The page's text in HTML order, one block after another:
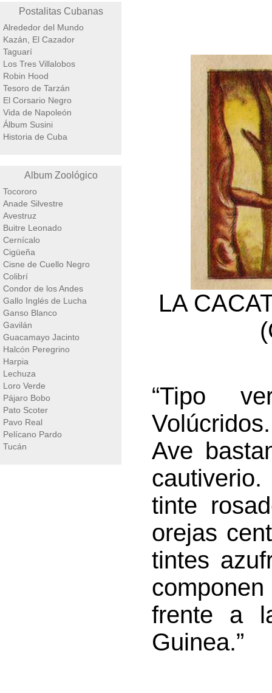
Postalitas Cubanas
Alrededor del Mundo
Kazán, El Cazador
Taguarí
Los Tres Villalobos
Robin Hood
Tesoro de Tarzán
El Corsario Negro
Vida de Napoleón
Álbum Susini
Historia de Cuba
Album Zoológico
Tocororo
Anade Silvestre
Avestruz
Buitre Leonado
Cernícalo
Cigüeña
Cisne de Cuello Negro
Colibrí
Condor de los Andes
Gallo Inglés de Lucha
Ganso Blanco
Gavilán
Guacamayo Jacinto
Halcón Peregrino
Harpia
Lechuza
Loro Verde
Pájaro Bobo
Pato Scoter
Pavo Real
Pelícano Pardo
Tucán
LA
“Tipo
Ave
tinte
orejas
tintes
frente a
Guinea.”